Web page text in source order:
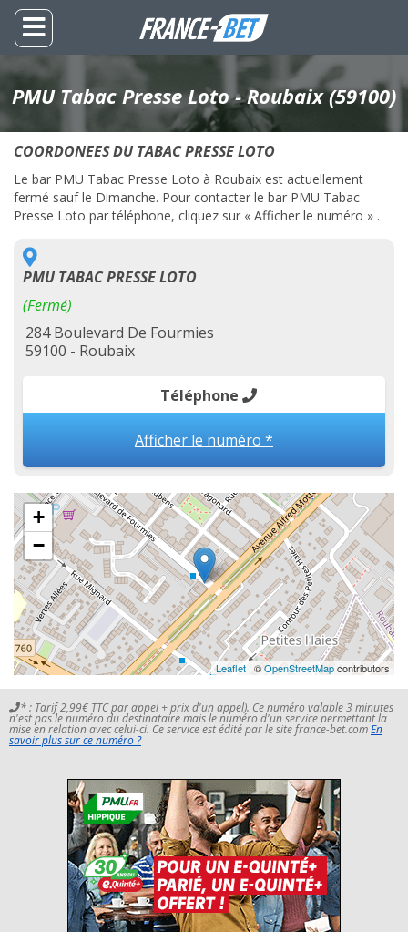
PMU Tabac Presse Loto - Roubaix (59100)
COORDONEES DU TABAC PRESSE LOTO
Le bar PMU Tabac Presse Loto à Roubaix est actuellement
fermé sauf le Dimanche. Pour contacter le bar PMU Tabac
Presse Loto par téléphone, cliquez sur « Afficher le numéro » .
PMU TABAC PRESSE LOTO
(Fermé)
284 Boulevard De Fourmies
59100 - Roubaix
Téléphone
Afficher le numéro *
+
−
Leaflet | ©OpenStreetMapcontributors
* : Tarif 2,99€ TTC par appel + prix d'un appel). Ce numéro valable 3 minutes
n'est pas le numéro du destinataire mais le numéro d'un service permettant la
mise en relation avec celui-ci. Ce service est édité par le site france-bet.comEn
savoir plus sur ce numéro ?